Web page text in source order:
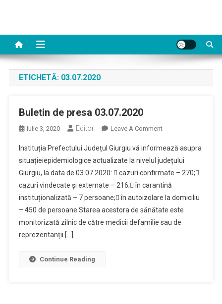
ETICHETĂ: 03.07.2020
Buletin de presa 03.07.2020
Iulie 3, 2020 Editor Leave A CommentOn
De
Presa
03.07.2020
Instituția Prefectului Județul Giurgiu vă informează asupra
situațieiepidemiologice actualizate la nivelul județului
Giurgiu, la data de 03.07.2020:  cazuri confirmate – 270;
cazuri vindecate și externate – 216; în carantină
instituționalizată – 7 persoane; în autoizolare la domiciliu
– 450 de persoane.Starea acestora de sănătate este
monitorizată zilnic de către medicii defamilie sau de
reprezentanții […]
Continue Reading